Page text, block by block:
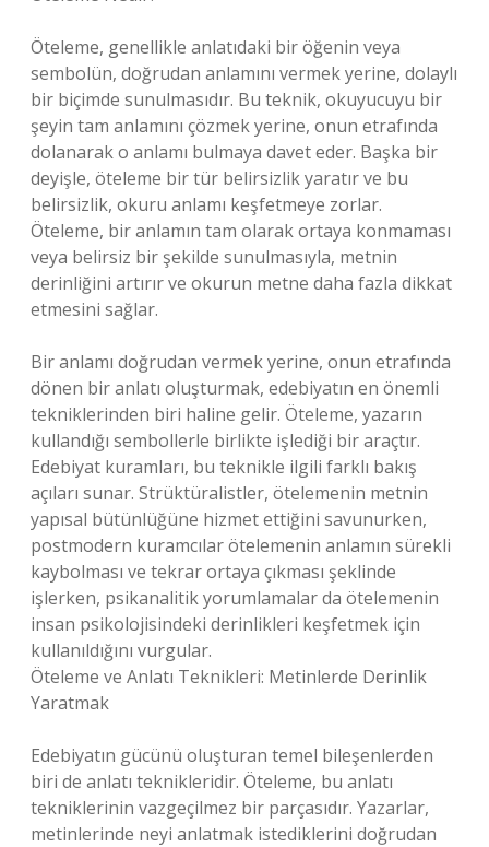
Öteleme, genellikle anlatıdaki bir öğenin veya
sembolün, doğrudan anlamını vermek yerine, dolaylı
bir biçimde sunulmasıdır. Bu teknik, okuyucuyu bir
şeyin tam anlamını çözmek yerine, onun etrafında
dolanarak o anlamı bulmaya davet eder. Başka bir
deyişle, öteleme bir tür belirsizlik yaratır ve bu
belirsizlik, okuru anlamı keşfetmeye zorlar.
Öteleme, bir anlamın tam olarak ortaya konmaması
veya belirsiz bir şekilde sunulmasıyla, metnin
derinliğini artırır ve okurun metne daha fazla dikkat
etmesini sağlar.
Bir anlamı doğrudan vermek yerine, onun etrafında
dönen bir anlatı oluşturmak, edebiyatın en önemli
tekniklerinden biri haline gelir. Öteleme, yazarın
kullandığı sembollerle birlikte işlediği bir araçtır.
Edebiyat kuramları, bu teknikle ilgili farklı bakış
açıları sunar. Strüktüralistler, ötelemenin metnin
yapısal bütünlüğüne hizmet ettiğini savunurken,
postmodern kuramcılar ötelemenin anlamın sürekli
kaybolması ve tekrar ortaya çıkması şeklinde
işlerken, psikanalitik yorumlamalar da ötelemenin
insan psikolojisindeki derinlikleri keşfetmek için
kullanıldığını vurgular.
Öteleme ve Anlatı Teknikleri: Metinlerde Derinlik
Yaratmak
Edebiyatın gücünü oluşturan temel bileşenlerden
biri de anlatı teknikleridir. Öteleme, bu anlatı
tekniklerinin vazgeçilmez bir parçasıdır. Yazarlar,
metinlerinde neyi anlatmak istediklerini doğrudan